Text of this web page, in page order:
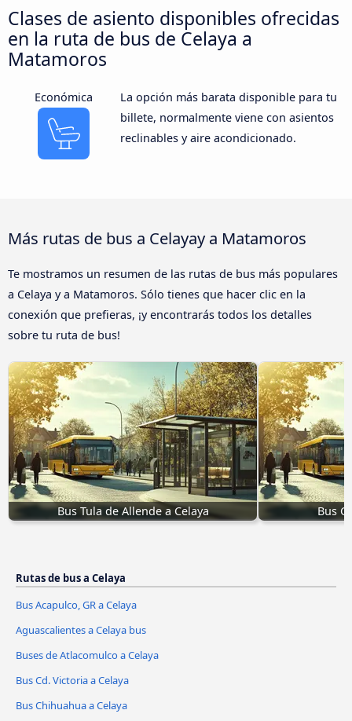
Clases de asiento disponibles ofrecidas
en la ruta de bus de Celaya a
Matamoros
Económica
La opción más barata disponible para tu
billete, normalmente viene con asientos
reclinables y aire acondicionado.
Más rutas de bus a Celayay a Matamoros
Te mostramos un resumen de las rutas de bus más populares
a Celaya y a Matamoros. Sólo tienes que hacer clic en la
conexión que prefieras, ¡y encontrarás todos los detalles
sobre tu ruta de bus!
Bus Tula de Allende a Celaya Bus
Rutas de bus a Celaya
Bus Acapulco, GR a Celaya
Aguascalientes a Celaya bus
Buses de Atlacomulco a Celaya
Bus Cd. Victoria a Celaya
Bus Chihuahua a Celaya